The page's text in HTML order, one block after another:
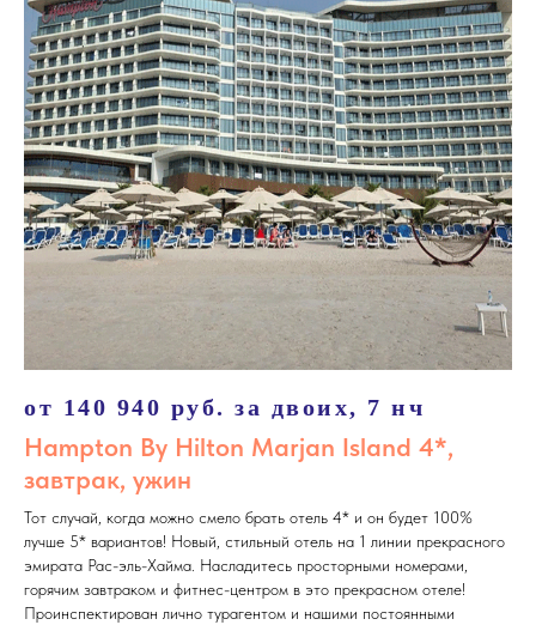
от 140 940 руб. за двоих, 7 нч
Hampton By Hilton Marjan Island 4*,
завтрак, ужин
Тот случай, когда можно смело брать отель 4* и он будет 100%
лучше 5* вариантов! Новый, стильный отель на 1 линии прекрасного
эмирата Рас-эль-Хайма. Насладитесь просторными номерами,
горячим завтраком и фитнес-центром в это прекрасном отеле!
Проинспектирован лично турагентом и нашими постоянными